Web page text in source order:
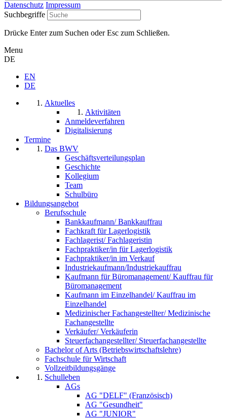
Datenschutz Impressum
Suchbegriffe
Drücke Enter zum Suchen oder Esc zum Schließen.
Menu
DE
EN
DE
Aktuelles
Aktivitäten
Anmeldeverfahren
Digitalisierung
Termine
Das BWV
Geschäftsverteilungsplan
Geschichte
Kollegium
Team
Schulbüro
Bildungsangebot
Berufsschule
Bankkaufmann/ Bankkauffrau
Fachkraft für Lagerlogistik
Fachlagerist/ Fachlageristin
Fachpraktiker/in für Lagerlogistik
Fachpraktiker/in im Verkauf
Industriekaufmann/Industriekauffrau
Kaufmann für Büromanagement/ Kauffrau für
Büromanagement
Kaufmann im Einzelhandel/ Kauffrau im
Einzelhandel
Medizinischer Fachangestellter/ Medizinische
Fachangestellte
Verkäufer/ Verkäuferin
Steuerfachangestellter/ Steuerfachangestellte
Bachelor of Arts (Betriebswirtschaftslehre)
Fachschule für Wirtschaft
Vollzeitbildungsgänge
Schulleben
AGs
AG "DELF" (Französisch)
AG "Gesundheit"
AG "JUNIOR"